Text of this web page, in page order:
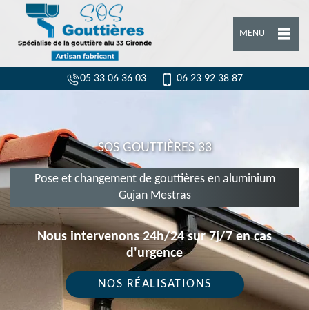
MENU
05 33 06 36 03 06 23 92 38 87
SOS GOUTTIÈRES 33
Pose et changement de gouttières en aluminium
Gujan Mestras
Nous intervenons 24h/24 sur 7j/7 en cas
d'urgence
NOS RÉALISATIONS